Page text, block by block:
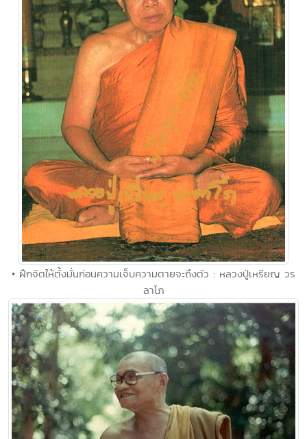
• ฝึกจิตให้ตั้งมั่นก่อนความเจ็บความตายจะถึงตัว : หลวงปู่เหรียญ วร
ลาโภ